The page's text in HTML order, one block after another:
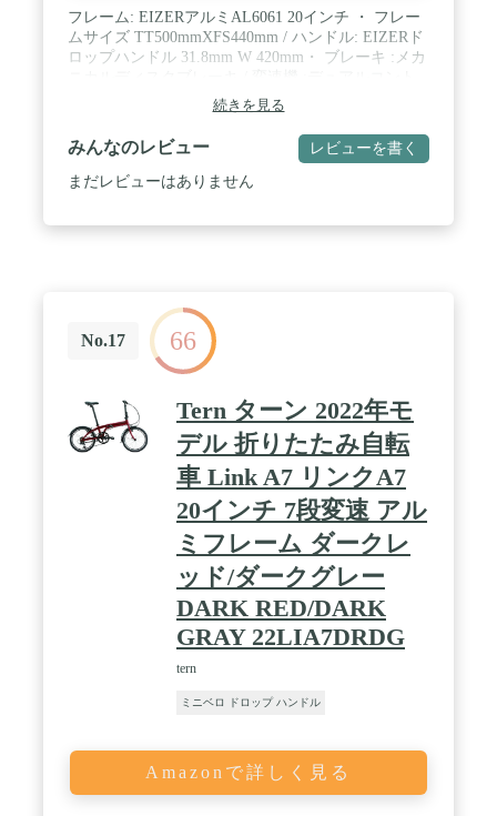
フレーム: EIZERアルミAL6061 20インチ ・ フレー
ムサイズ TT500mmXFS440mm / ハンドル: EIZERド
ロップハンドル 31.8mm W 420mm・ ブレーキ :メカ
ロールレバーmicroSHIFT14Speed ・ ディレイラー :
前後Shimano Tourney クランク :52T/42T 170mm ・
スプロケット : SHIMANO MF-TZ500-7 14-28T / タ
イヤ: 20X1-1/8 (30-451)フレンチバルブ(仏式) ・ ホ
イール: エアロホイール40mmディープALLOY CNC
続きを見る
みんなのレビュー レビューを書く
まだレビューはありません
No.17 66
Tern ターン 2022年モ
デル 折りたたみ自転
車 Link A7 リンクA7
20インチ 7段変速 アル
ミフレーム ダークレ
ッド/ダークグレー
DARK RED/DARK
GRAY 22LIA7DRDG
tern
ミニベロ ドロップ ハンドル
Amazonで詳しく見る